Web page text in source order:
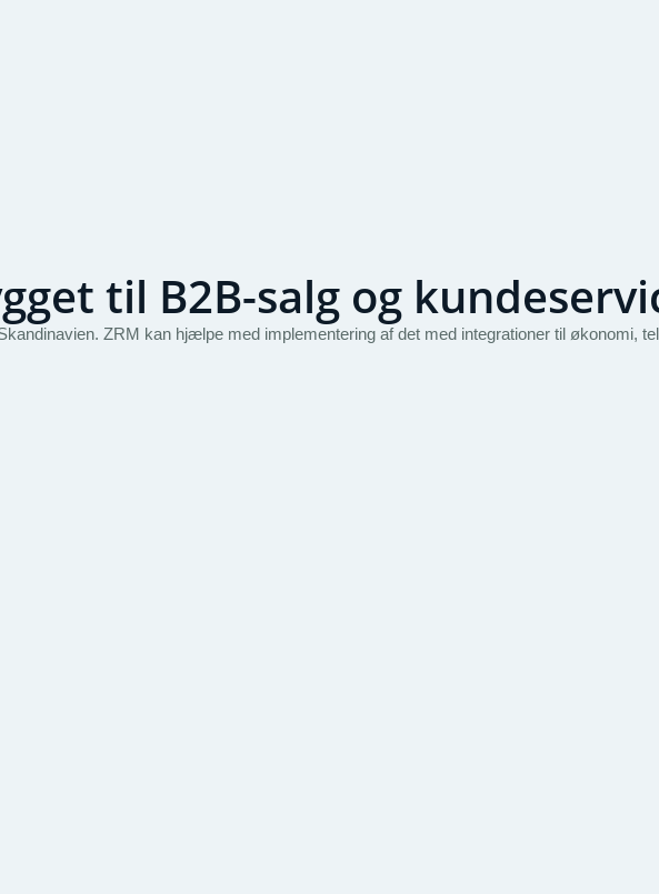
til B2B-salg og
ZRM kan hjælpe med implementering af det med integrationer til økonomi,